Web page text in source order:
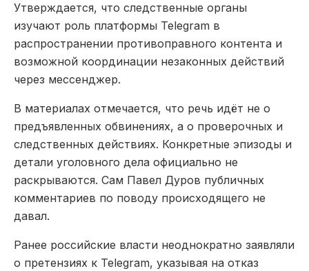
Утверждается, что следственные органы
изучают роль платформы Telegram в
распространении противоправного контента и
возможной координации незаконных действий
через мессенджер.
В материалах отмечается, что речь идёт не о
предъявленных обвинениях, а о проверочных и
следственных действиях. Конкретные эпизоды и
детали уголовного дела официально не
раскрываются. Сам Павел Дуров публичных
комментариев по поводу происходящего не
давал.
Ранее российские власти неоднократно заявляли
о претензиях к Telegram, указывая на отказ